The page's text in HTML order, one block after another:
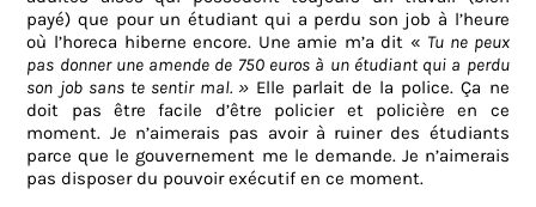
payé) que pour un étudiant qui a perdu son job à l’heure
où l’horeca hiberne encore. Une amie m’a dit « Tu ne peux
pas donner une amende de 750 euros à un étudiant qui a perdu
son job sans te sentir mal. » Elle parlait de la police. Ça ne
doit pas être facile d’être policier et policière en ce
moment. Je n’aimerais pas avoir à ruiner des étudiants
parce que le gouvernement me le demande. Je n’aimerais
pas disposer du pouvoir exécutif en ce moment.